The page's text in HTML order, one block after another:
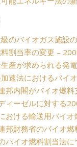
のバイオガス施設
割当率の変更 –
産が求められる発
速法におけるバイ
邦内閣がバイオ燃
ィーゼルに対する
おける輸送用バイオ
邦財務省のバイオ
バイオ燃料割当法に